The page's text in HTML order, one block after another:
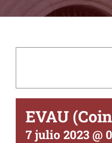
EVAU
7 julio 2023 @